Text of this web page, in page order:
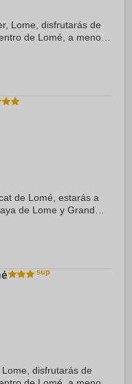
Lome, disfrutarás de
de Lomé, a menos
de Lomé, estarás a
de Lome y Grand
...
disfrutarás de